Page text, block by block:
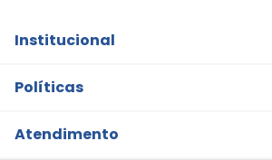
Institucional
Quem somos
Notícias
Políticas
Trocas e Devoluções
Atendimento